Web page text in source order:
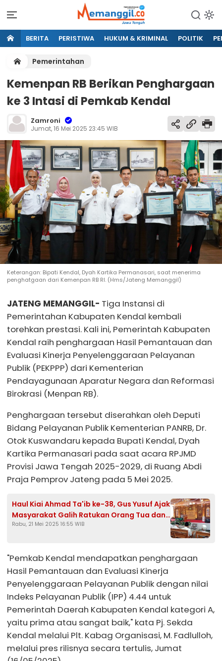
BERITA PERISTIWA HUKUM & KRIMINAL POLITIK
Pemerintahan
Kemenpan RB Berikan Penghargaan
ke 3 Intasi di Pemkab Kendal
Zamroni
Jumat, 16 Mei 2025 23:45 WIB
Keterangan: Bipati Kendal, Dyah Kartika Permanasari, saat menerima
penghatgaan dari Kemenpan RB RI. (Hms/Jateng Memanggil)
JATENG MEMANGGIL- Tiga Instansi di
Pemerintahan Kabupaten Kendal kembali
torehkan prestasi. Kali ini, Pemerintah Kabupaten
Kendal raih penghargaan Hasil Pemantauan dan
Evaluasi Kinerja Penyelenggaraan Pelayanan
Publik (PEKPPP) dari Kementerian
Pendayagunaan Aparatur Negara dan Reformasi
Birokrasi (Menpan RB).
Penghargaan tersebut diserahkan oleh Deputi
Bidang Pelayanan Publik Kementerian PANRB, Dr.
Otok Kuswandaru kepada Bupati Kendal, Dyah
Kartika Permanasari pada saat acara RPJMD
Provisi Jawa Tengah 2025-2029, di Ruang Abdi
Praja Pemprov Jateng pada 5 Mei 2025.
Haul Kiai Ahmad Ta'ib ke-38, Gus Yusuf Ajak
Masyarakat Galih Ratukan Orang Tua dan
Perbanyak Sedekah
Rabu, 21 Mei 2025 16:55 WIB
"Pemkab Kendal mendapatkan penghargaan
Hasil Pemantauan dan Evaluasi Kinerja
Penyelenggaraan Pelayanan Publik dengan nilai
Indeks Pelayanan Publik (IPP) 4.44 untuk
Pemerintah Daerah Kabupaten Kendal kategori A,
yaitu prima atau sangat baik," kata Pj. Sekda
Kendal melalui Plt. Kabag Organisasi, M. Fadlulloh,
melalui pres rilisnya secara tertulis, Jumat